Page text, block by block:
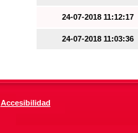
24-07-2018 11:12:17
24-07-2018 11:03:36
Accesibilidad